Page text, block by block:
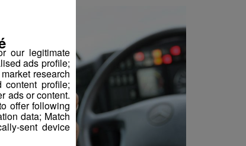
our legitimate
ads profile;
research
profile;
ads or content.
offer following
data; Match
sent device